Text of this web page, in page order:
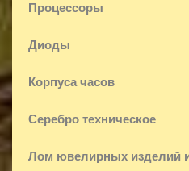
Процессоры
Диоды
Корпуса часов
Серебро техническое
Лом ювелирных изделий